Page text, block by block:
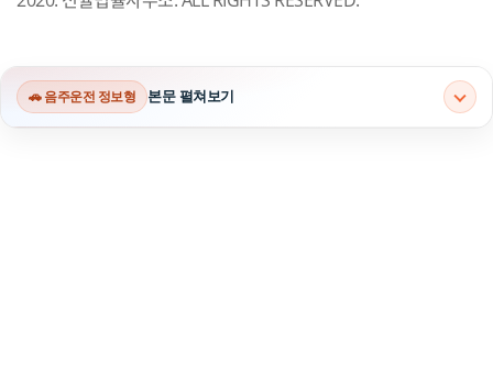
🚗 음주운전 정보형 본문 펼쳐보기